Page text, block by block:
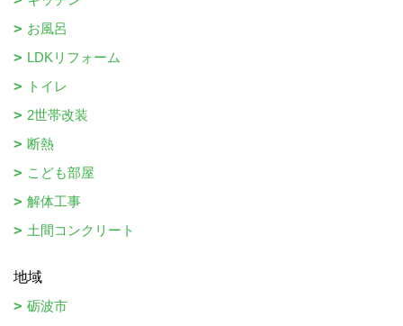
お風呂
LDKリフォーム
トイレ
2世帯改装
断熱
こども部屋
解体工事
土間コンクリート
地域
砺波市